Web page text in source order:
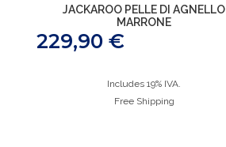
JACKAROO PELLE DI AGNELLO
MARRONE
229,90 €
Includes 19% IVA.
Free Shipping